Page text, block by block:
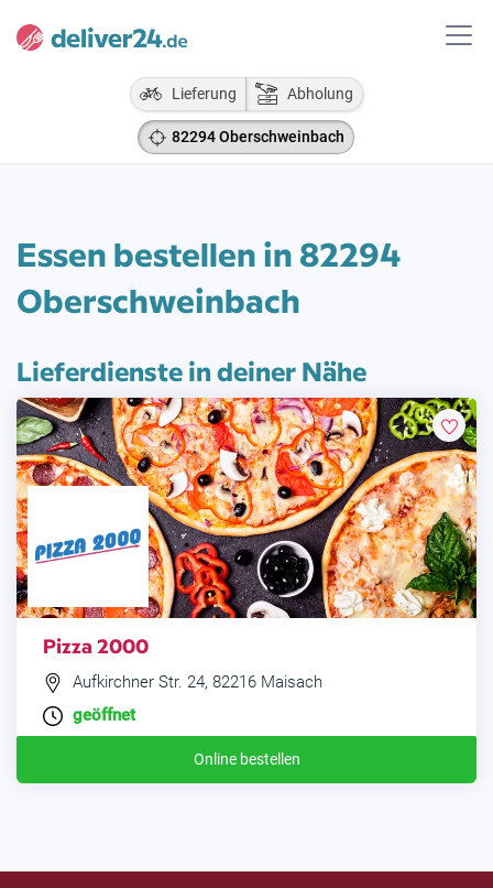
Lieferung Abholung
82294 Oberschweinbach
Essen bestellen in 82294
Oberschweinbach
Lieferdienste in deiner Nähe
Pizza 2000
Aufkirchner Str. 24, 82216 Maisach
geöffnet
Online bestellen